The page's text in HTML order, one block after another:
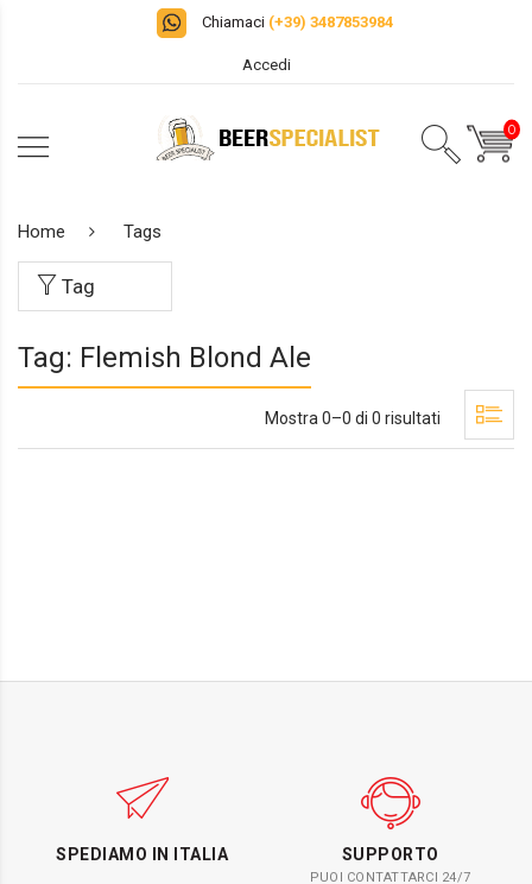
Chiamaci (+39) 3487853984
Accedi
0
Home Tags
Tag
Tag: Flemish Blond Ale
Mostra 0–0 di 0 risultati
SPEDIAMO IN ITALIA SUPPORTO
PUOI CONTATTARCI 24/7